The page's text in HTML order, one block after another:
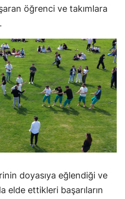
Karaman
Batman
Şırnak
Bartın
Ardahan
Iğdır
Yalova
Kilis
öğrenci ve takımlara
doyasıya eğlendiği ve
elde ettikleri başarıların